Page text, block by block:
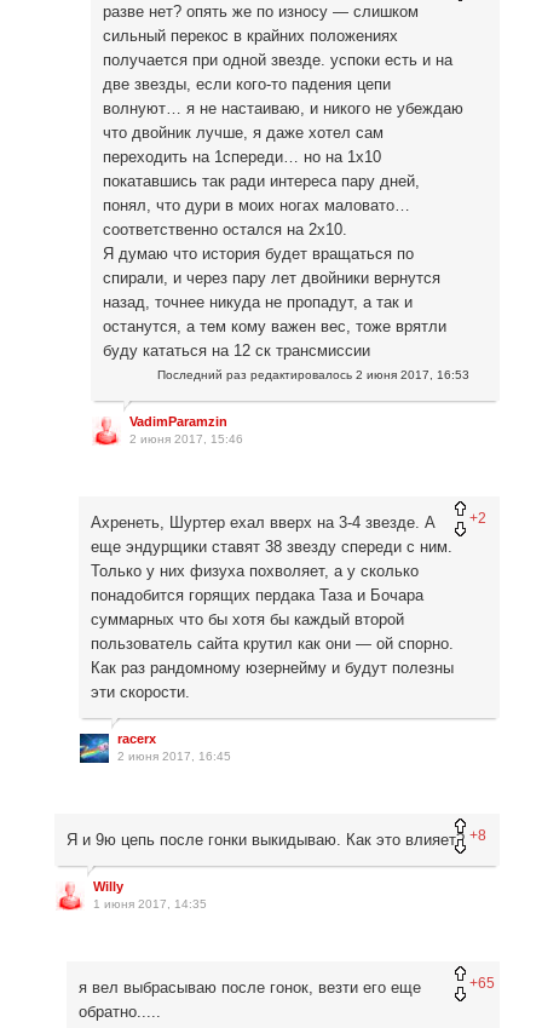
разве нет? опять же по износу — слишком
сильный перекос в крайних положениях
получается при одной звезде. успоки есть и на
две звезды, если кого-то падения цепи
волнуют… я не настаиваю, и никого не убеждаю
что двойник лучше, я даже хотел сам
переходить на 1спереди… но на 1x10
покатавшись так ради интереса пару дней,
понял, что дури в моих ногах маловато…
соответственно остался на 2x10.
Я думаю что история будет вращаться по
спирали, и через пару лет двойники вернутся
назад, точнее никуда не пропадут, а так и
останутся, а тем кому важен вес, тоже врятли
буду кататься на 12 ск трансмиссии
Последний раз редактировалось 2 июня 2017, 16:53
VadimParamzin
2 июня 2017, 15:46
+2
Ахренеть, Шуртер ехал вверх на 3-4 звезде. А
еще эндурщики ставят 38 звезду спереди с ним.
Только у них физуха похволяет, а у сколько
понадобится горящих пердака Таза и Бочара
суммарных что бы хотя бы каждый второй
пользователь сайта крутил как они — ой спорно.
Как раз рандомному юзернейму и будут полезны
эти скорости.
racerx
2 июня 2017, 16:45
+8
Я и 9ю цепь после гонки выкидываю. Как это влияет?
Willy
1 июня 2017, 14:35
+65
я вел выбрасываю после гонок, везти его еще
обратно.....